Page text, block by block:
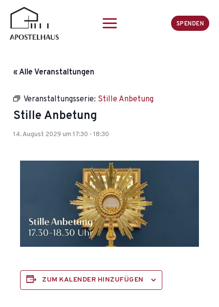
springen
SPENDEN
« Alle Veranstaltungen
Veranstaltungsserie: Stille Anbetung
Stille Anbetung
14. August 2029 um 17:30 -18:30
ZUM KALENDER HINZUFÜGEN